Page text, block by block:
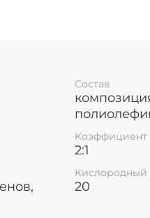
герметизации,
для
кВ и
на шинах только в
Состав
Коэффициент
2:1
Кислородный
20